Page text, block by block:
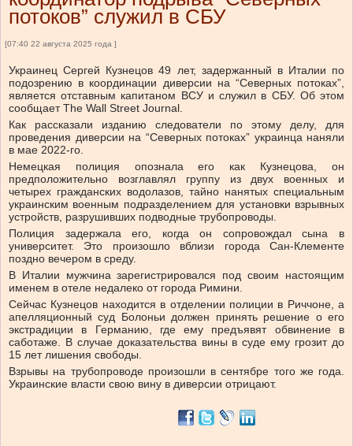
потоков” служил в СБУ
[07:40 22 августа 2025 года ]
Украинец Сергей Кузнецов 49 лет, задержанный в Италии по
подозрению в координации диверсии на “Северных потоках”,
является отставным капитаном ВСУ и служил в СБУ. Об этом
сообщает The Wall Street Journal.
Как рассказали изданию следователи по этому делу, для
проведения диверсии на “Северных потоках” украинца наняли
в мае 2022-го.
Немецкая полиция опознала его как Кузнецова, он
предположительно возглавлял группу из двух военных и
четырех гражданских водолазов, тайно нанятых специальным
украинским военным подразделением для установки взрывных
устройств, разрушивших подводные трубопроводы.
Полиция задержала его, когда он сопровождал сына в
университет. Это произошло вблизи города Сан-Клементе
поздно вечером в среду.
В Италии мужчина зарегистрировался под своим настоящим
именем в отеле недалеко от города Римини.
Сейчас Кузнецов находится в отделении полиции в Риччоне, а
апелляционный суд Болоньи должен принять решение о его
экстрадиции в Германию, где ему предъявят обвинение в
саботаже. В случае доказательства вины в суде ему грозит до
15 лет лишения свободы.
Взрывы на трубопроводе произошли в сентябре того же года.
Украинские власти свою вину в диверсии отрицают.